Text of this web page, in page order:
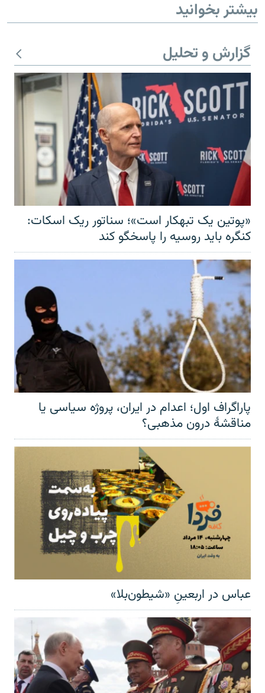
بیشتر بخوانید
گزارش و تحلیل
«پوتین یک تبهکار است»؛ سناتور ریک اسکات:
کنگره باید روسیه را پاسخگو کند
پاراگراف اول؛ اعدام در ایران، پروژه سیاسی یا
مناقشهٔ درون مذهبی؟
عباس در اربعینِ «شیطون‌بلا»